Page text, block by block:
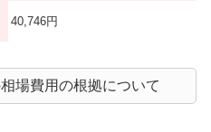
40,746円
場費用の根拠について